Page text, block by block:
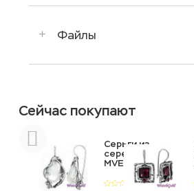
Файлы
Сейчас покупают
Серьги из
серебра
MVE328PL